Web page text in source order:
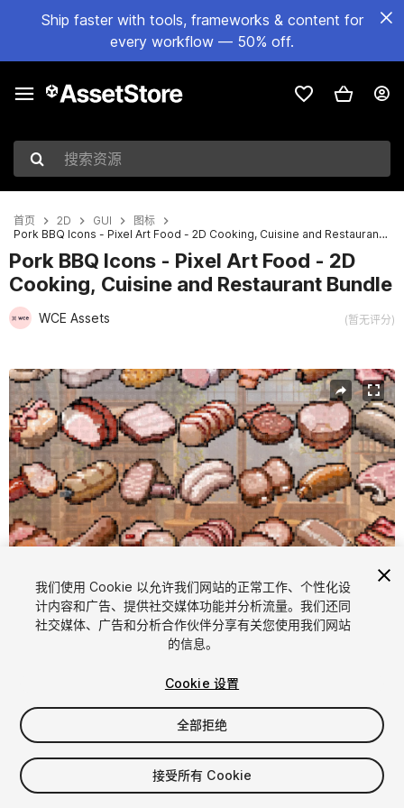
Ship faster with tools, frameworks & content for
every workflow — 50% off.
搜索资源
首页 2D GUI
图标
Pork BBQ Icons - Pixel Art Food - 2D Cooking, Cuisine and Restaurant Bundle
Pork BBQ Icons - Pixel Art Food - 2D
Cooking, Cuisine and Restaurant Bundle
WCE Assets (暂无评分)
当前幻灯片：1 / 2
1/2
$4.99
增值税将在结算时计算
我们使用 Cookie 以允许我们网站的正常工作、个性化设
计内容和广告、提供社交媒体功能并分析流量。我们还同
社交媒体、广告和分析合作伙伴分享有关您使用我们网站
的信息。
Cookie 设置
全部拒绝
接受所有 Cookie